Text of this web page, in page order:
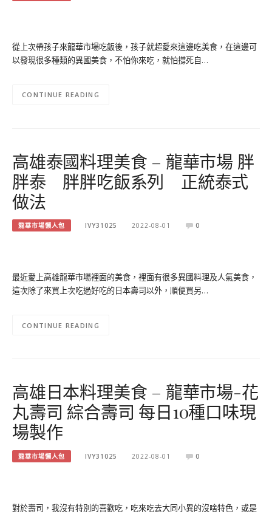
從上次帶孩子來龍華市場吃飯後，孩子就超愛來這邊吃美食，在這邊可
以發現很多種類的異國美食，不怕你來吃，就怕撐死自…
CONTINUE READING
高雄泰國料理美食 – 龍華市場 胖
胖泰 胖胖吃飯系列 正統泰式
做法
龍華市場懶人包 IVY31025 2022-08-01 0
最近愛上高雄龍華市場裡面的美食，裡面有很多異國料理及人氣美食，
這次除了來買上次吃過好吃的日本壽司以外，順便買另…
CONTINUE READING
高雄日本料理美食 – 龍華市場-花
丸壽司 綜合壽司 每日10種口味現
場製作
龍華市場懶人包 IVY31025 2022-08-01 0
對於壽司，我沒有特別的喜歡吃，吃來吃去大同小異的沒啥特色，或是